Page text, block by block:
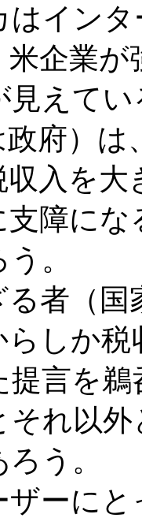
はイン
企業
見えて
府）
入を
障に
。
者（国
らしか
提言を
それ以
う。
ーにと